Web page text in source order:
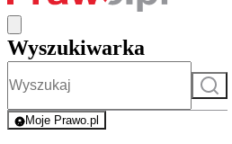
Wyszukiwarka
Szukaj
Moje Prawo.pl
- rejestracja i logowanie do serwisu